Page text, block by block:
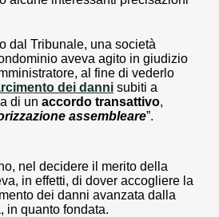
dal Tribunale, una società
aveva agito in giudizio
al fine di vederlo
dei danni subiti a
di un accordo transattivo,
assembleare”.
nel decidere il merito della
in effetti, di dover accogliere la
dei danni avanzata dalla
in quanto fondata.